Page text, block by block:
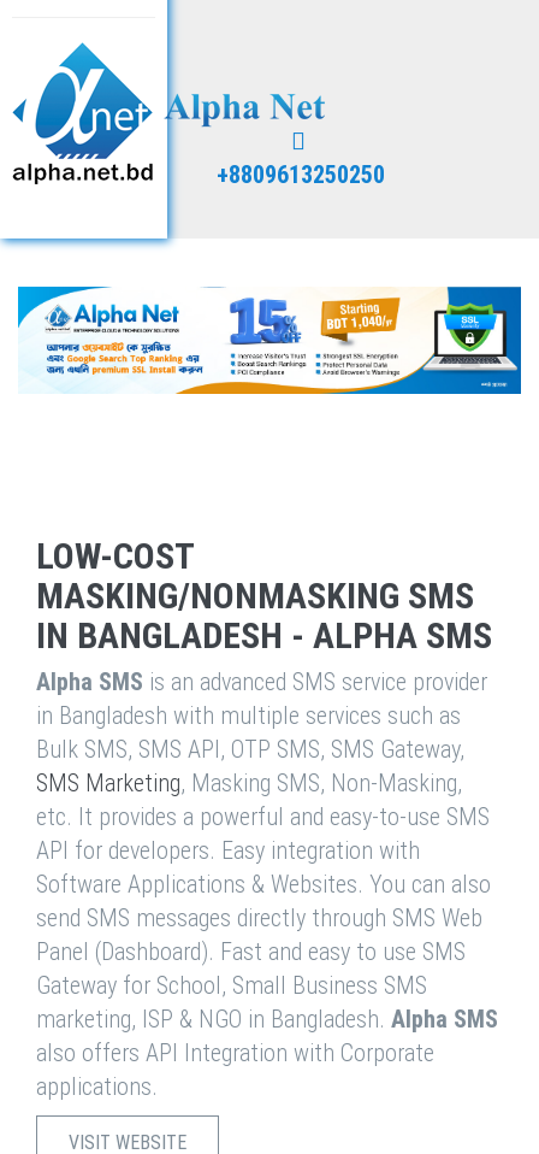
+8809613250250
LOW-COST
MASKING/NONMASKING SMS
IN BANGLADESH - ALPHA SMS
Alpha SMS is an advanced SMS service provider
in Bangladesh with multiple services such as
Bulk SMS, SMS API, OTP SMS, SMS Gateway,
SMS Marketing, Masking SMS, Non-Masking,
etc. It provides a powerful and easy-to-use SMS
API for developers. Easy integration with
Software Applications & Websites. You can also
send SMS messages directly through SMS Web
Panel (Dashboard). Fast and easy to use SMS
Gateway for School, Small Business SMS
marketing, ISP & NGO in Bangladesh. Alpha SMS
also offers API Integration with Corporate
applications.
VISIT WEBSITE